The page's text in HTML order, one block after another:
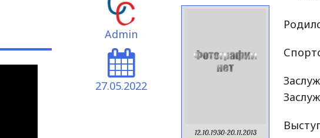
Admin
27.05.2022
12.10.1930-20.11.2013